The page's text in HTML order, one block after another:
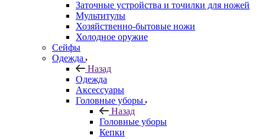
Заточные устройства и точилки для ножей
Мультитулы
Хозяйственно-бытовые ножи
Холодное оружие
Сейфы
Одежда
Назад
Одежда
Аксессуары
Головные уборы
Назад
Головные уборы
Кепки